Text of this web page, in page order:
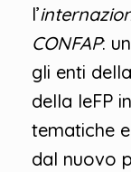
l’
CONFAP:
gli enti
della IeFP
tematiche
dal nuovo